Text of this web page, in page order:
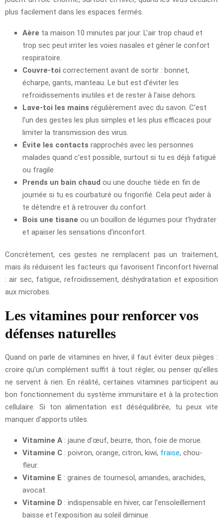
plus facilement dans les espaces fermés.
Aère ta maison 10 minutes par jour. L’air trop chaud et
trop sec peut irriter les voies nasales et gêner le confort
respiratoire.
Couvre-toi correctement avant de sortir : bonnet,
écharpe, gants, manteau. Le but est d’éviter les
refroidissements inutiles et de rester à l’aise dehors.
Lave-toi les mains régulièrement avec du savon. C’est
l’un des gestes les plus simples et les plus efficaces pour
limiter la transmission des virus.
Évite les contacts rapprochés avec les personnes
malades quand c’est possible, surtout si tu es déjà fatigué
ou fragile.
Prends un bain chaud ou une douche tiède en fin de
journée si tu es courbaturé ou frigorifié. Cela peut aider à
te détendre et à retrouver du confort.
Bois une tisane ou un bouillon de légumes pour t’hydrater
et apaiser les sensations d’inconfort.
Concrètement, ces gestes ne remplacent pas un traitement,
mais ils réduisent les facteurs qui favorisent l’inconfort hivernal
: air sec, fatigue, refroidissement, déshydratation et exposition
aux microbes.
Les vitamines pour renforcer vos
défenses naturelles
Quand on parle de vitamines en hiver, il faut éviter deux pièges :
croire qu’un complément suffit à tout régler, ou penser qu’elles
ne servent à rien. En réalité, certaines vitamines participent au
bon fonctionnement du système immunitaire et à la protection
cellulaire. Si ton alimentation est déséquilibrée, tu peux vite
manquer d’apports utiles.
Vitamine A : jaune d’œuf, beurre, thon, foie de morue.
Vitamine C : poivron, orange, citron, kiwi, fraise, chou-
fleur.
Vitamine E : graines de tournesol, amandes, arachides,
avocat.
Vitamine D : indispensable en hiver, car l’ensoleillement
baisse et l’exposition au soleil diminue.